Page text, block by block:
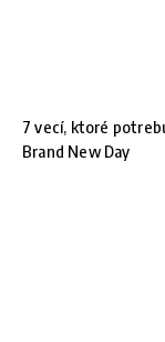
7 vecí, ktoré
Brand New Day